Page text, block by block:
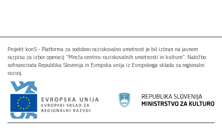
Projekt konS - Platforma za sodobno raziskovalno umetnost je bil izbran na javnem
razpisu za izbor operacij “Mreža centrov raziskovalnih umetnosti in kulture”. Naložbo
sofinancirata Republika Slovenija in Evropska unija iz Evropskega sklada za regionalni
razvoj.